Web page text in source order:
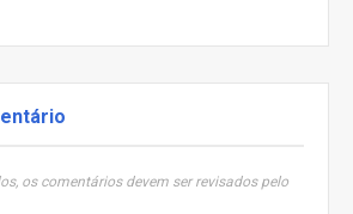
os comentários devem ser revisados pelo